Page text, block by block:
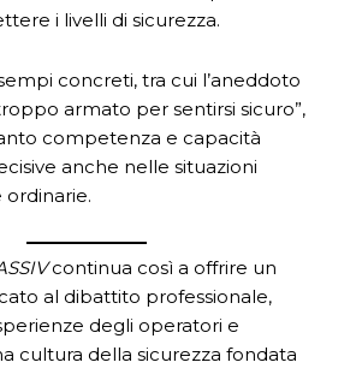
i livelli di sicurezza.
concreti, tra cui l’aneddoto
armato per sentirsi sicuro”,
competenza e capacità
anche nelle situazioni
continua così a offrire un
al dibattito professionale,
degli operatori e
cultura della sicurezza fondata